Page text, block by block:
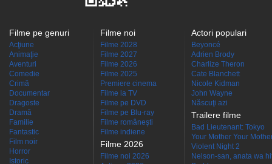
Filme pe genuri
Acţiune
Animaţie
Aventuri
Comedie
Crimă
Documentar
Dragoste
Dramă
Familie
Fantastic
Film noir
Horror
Istoric
Filme noi
Filme 2028
Filme 2027
Filme 2026
Filme 2025
Premiere cinema
Filme la TV
Filme pe DVD
Filme pe Blu-ray
Filme româneşti
Filme indiene
Filme 2026
Filme noi 2026
Actori populari
Beyoncé
Adrien Brody
Charlize Theron
Cate Blanchett
Nicole Kidman
John Wayne
Născuţi azi
Trailere filme
Bad Lieutenant: Tokyo
Your Mother Your
Violent Night 2
Nelson-san, anata wa